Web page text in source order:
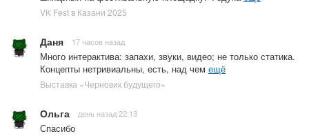
VK Fest в Казани 2025
Даня 17 часов назад
Много интерактива: запахи, звуки, видео; не только статика.
Концепты нетривиальны, есть, над чем ещё
Выставка «Черновик будущего»
Ольга день назад 22:13
Спасибо